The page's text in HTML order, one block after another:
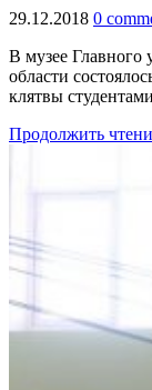
29.12.2018 0
В музее Главного
области
клятвы
Продолжить